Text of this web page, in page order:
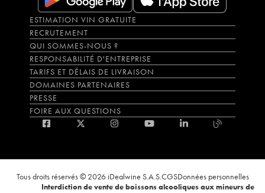
ESTIMATION VIN GRATUITE
RECRUTEMENT
QUI SOMMES-NOUS ?
RESPONSABILITÉ D'ENTREPRISE
TARIFS ET DÉLAIS DE LIVRAISON
DOMAINES PARTENAIRES
PRESSE
FOIRE AUX QUESTIONS
Tous droits réservés © 2026 iDealwine S.A.S.CGSDonnées personnelles
Interdiction de vente de boissons alcooliques aux mineurs de